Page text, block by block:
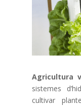
Agricultura
sistemes
cultivar